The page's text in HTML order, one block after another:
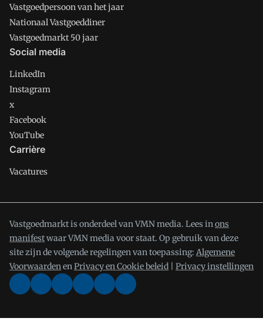
Vastgoedpersoon van het jaar
Nationaal Vastgoeddiner
Vastgoedmarkt 50 jaar
Social media
LinkedIn
Instagram
x
Facebook
YouTube
Carrière
Vacatures
Vastgoedmarkt is onderdeel van VMN media. Lees inons
manifestwaar VMN media voor staat. Op gebruik van deze
site zijn de volgende regelingen van toepassing: Algemene
VoorwaardenenPrivacy en Cookie beleid Privacy instellingen